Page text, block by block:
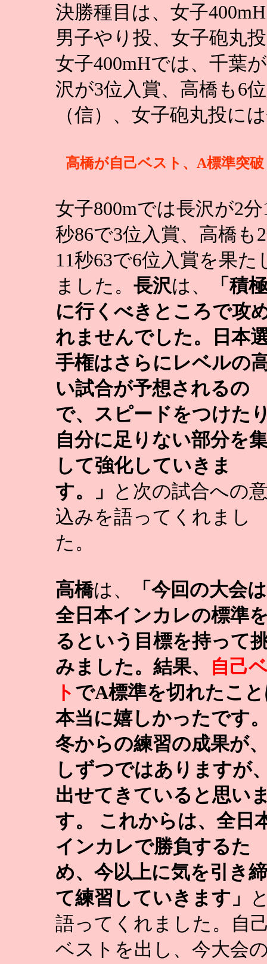
決勝種目は、女子
男子やり投、女子砲丸
女子400mHでは、千葉
沢が3位入賞、高橋も6
（信）、女子砲丸投に
高橋が自己ベスト、A標準突破
女子800mでは長沢が2分
秒86で3位入賞、高橋も
11秒63で6位入賞を果た
ました。 長沢は、
「積
に行くべきところで攻
れませんでした。日本
手権はさらにレベルの
い試合が予想されるの
で、スピードをつけた
自分に足りない部分を
して強化していきま
す。」
と次の試合への
込みを語ってくれまし
た。
高橋は、
「今回の大会
全日本インカレの標準
るという目標を持って
みました。結果、
自己
ト でA標準を切れたこ
本当に嬉しかったです
冬からの練習の成果が
しずつではありますが
出せてきていると思い
す。 これからは、全日
インカレで勝負するた
め、今以上に気を引き
て練習していきます」
語ってくれました。自
ベストを出し、今大会